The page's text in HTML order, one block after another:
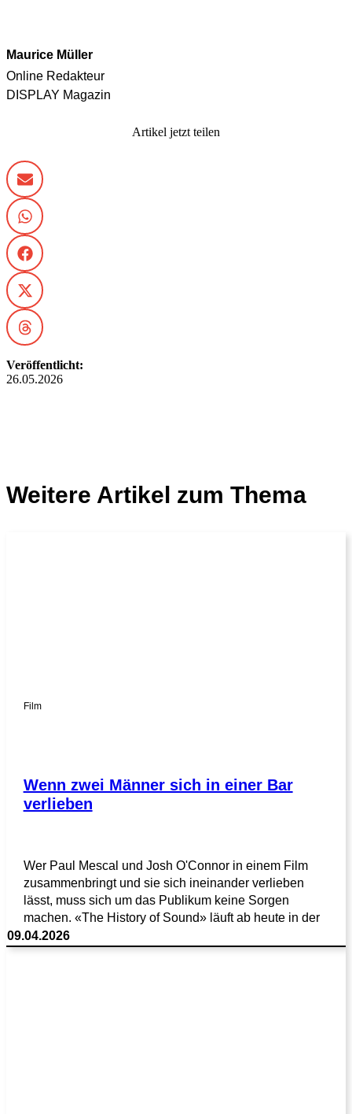
Maurice Müller
Online Redakteur
DISPLAY Magazin
Artikel jetzt teilen
Veröffentlicht:
26.05.2026
Weitere Artikel zum Thema
Film
Wenn zwei Männer sich in einer Bar
verlieben
Wer Paul Mescal und Josh O'Connor in einem Film
zusammenbringt und sie sich ineinander verlieben
lässt, muss sich um das Publikum keine Sorgen
machen. «The History of Sound» läuft ab heute in der
09.04.2026